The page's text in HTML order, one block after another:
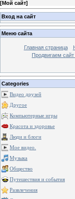
[Мой сайт]
Вход на сайт
Меню сайта
Главная страница
Продвигаем сайт
Categories
Видео друзей
Другое
Компьютерные игры
Красота и здоровье
Люди и блоги
Мое видео.
Музыка
Общество
Путешествия и события
Развлечения